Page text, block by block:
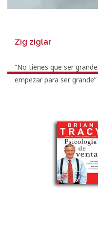
Zig ziglar
“No tienes que ser
empezar para ser grande”